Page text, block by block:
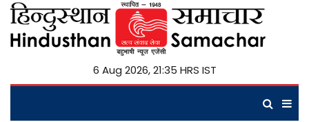
6 Aug 2026, 21:36 HRS IST